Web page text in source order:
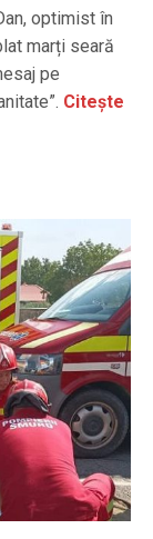
optimist în
marți seară
pe
Citește